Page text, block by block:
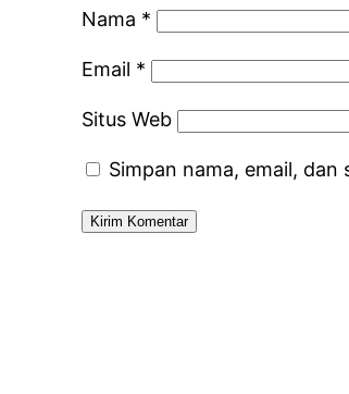
Nama *
Email *
Situs Web
Simpan nama, email,